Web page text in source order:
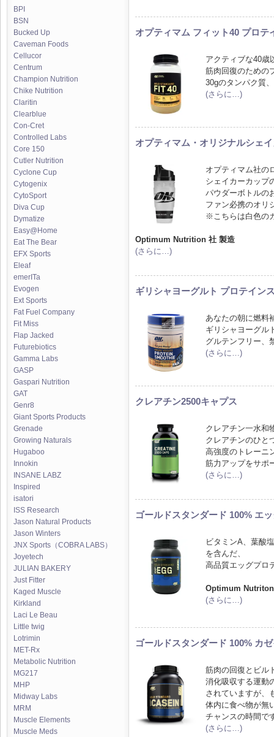
BPI
BSN
Bucked Up
Caveman Foods
Cellucor
Centrum
Champion Nutrition
Chike Nutrition
Claritin
Clearblue
Con-Cret
Controlled Labs
Core 150
Cutler Nutrition
Cyclone Cup
Cytogenix
CytoSport
Diva Cup
Dymatize
Easy@Home
Eat The Bear
EFX Sports
Eleaf
emerITa
Evogen
Ext Sports
Fat Fuel Company
Fit Miss
Flap Jacked
Futurebiotics
Gamma Labs
GASP
Gaspari Nutrition
GAT
Genr8
Giant Sports Products
Grenade
Growing Naturals
Hugaboo
Innokin
INSANE LABZ
Inspired
isatori
ISS Research
Jason Natural Products
Jason Winters
JNX Sports（COBRA LABS）
Joyetech
JULIAN BAKERY
Just Fitter
Kaged Muscle
Kirkland
Laci Le Beau
Little twig
Lotrimin
MET-Rx
Metabolic Nutrition
MG217
MHP
Midway Labs
MRM
Muscle Elements
Muscle Meds
オプティマム フィット40 プロテ
アクティブな40歳
筋肉回復のための
30gのタンパク質
(さらに…)
オプティマム・オリジナルシェ
オプティマム社の
シェイカーカップ
パウダーボトルの
ファン必携のオリ
※こちらは白色の
Optimum Nutrition 社 製造
(さらに…)
ギリシャヨーグルト プロテイン
あなたの朝に燃料
ギリシャヨーグル
グルテンフリー、
(さらに…)
クレアチン2500キャプス
クレアチン一水和
クレアチンのひと
高強度のトレーニ
筋力アップをサポ
(さらに…)
ゴールドスタンダード 100% エ
ビタミンA、葉酸
を含んだ、
高品質エッグプロ
Optimum
(さらに…)
ゴールドスタンダード 100% カ
筋肉の回復とビル
消化吸収する運動
されていますが、
体内に食べ物が無
チャンスの時間で
(さらに…)